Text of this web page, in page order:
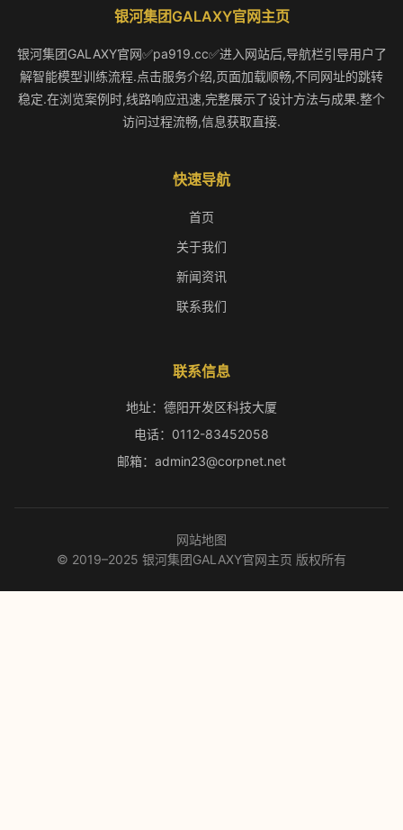
银河集团GALAXY官网主页
银河集团GALAXY官网✅pa919.cc✅进入网站后,导航栏引导用户了
解智能模型训练流程.点击服务介绍,页面加载顺畅,不同网址的跳转
稳定.在浏览案例时,线路响应迅速,完整展示了设计方法与成果.整个
访问过程流畅,信息获取直接.
快速导航
首页
关于我们
新闻资讯
联系我们
联系信息
地址：德阳开发区科技大厦
电话：0112-83452058
邮箱：admin23@corpnet.net
网站地图
© 2019–2025 银河集团GALAXY官网主页 版权所有